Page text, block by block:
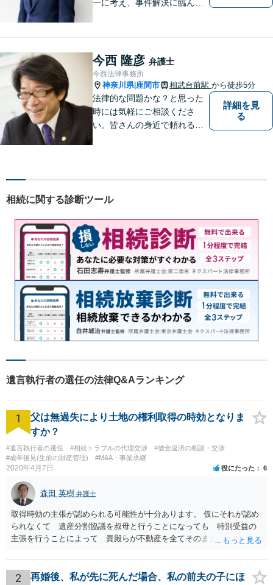
一に考え、事件解決に臨んで
所を目指しております。
今西 隆彦 弁護士
今西法律事務所
神奈川県| 座間市 相武台前駅 から徒歩5分
法律的な問題かな？と思った
時には気軽にご相談くださ
い。皆さんの身近で頼れる弁
詳細を見
る
相続に関する診断ツール
遺言執行者の選任の法律Q&Aランキング
1
父は無過失により土地の権利取得の時効となりま
すか？
#遺言執行者の選任 #相続トラブルの代理交渉
#借金返済の相談・交渉
#成年後見(生前の財産管理)
#M&A・事業承継
2020年4月7日 役にたった 6
森田 英樹 弁護士
取得時効の主張が認められる可能性が十分あります。 仮にそれが認め
られなくて 遺産分割協議を叔母と行うことになっても 特別受益の
主張を行うことによって 貴殿らが不動産を全てそのまま取得できる
2
再婚後、私が先に死んだ場合、私の前夫の子にほ